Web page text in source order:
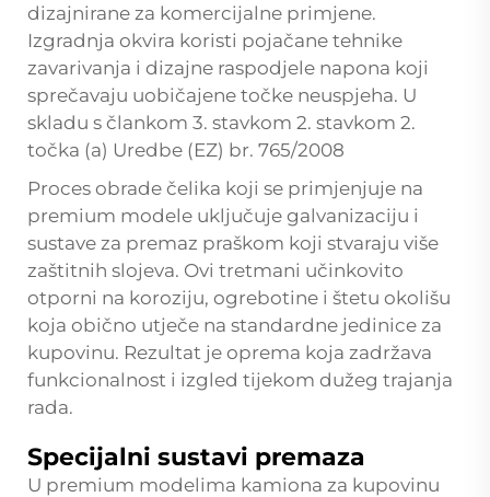
dizajnirane za komercijalne primjene.
Izgradnja okvira koristi pojačane tehnike
zavarivanja i dizajne raspodjele napona koji
sprečavaju uobičajene točke neuspjeha. U
skladu s člankom 3. stavkom 2. stavkom 2.
točka (a) Uredbe (EZ) br. 765/2008
Proces obrade čelika koji se primjenjuje na
premium modele uključuje galvanizaciju i
sustave za premaz praškom koji stvaraju više
zaštitnih slojeva. Ovi tretmani učinkovito
otporni na koroziju, ogrebotine i štetu okolišu
koja obično utječe na standardne jedinice za
kupovinu. Rezultat je oprema koja zadržava
funkcionalnost i izgled tijekom dužeg trajanja
rada.
Specijalni sustavi premaza
U premium modelima kamiona za kupovinu